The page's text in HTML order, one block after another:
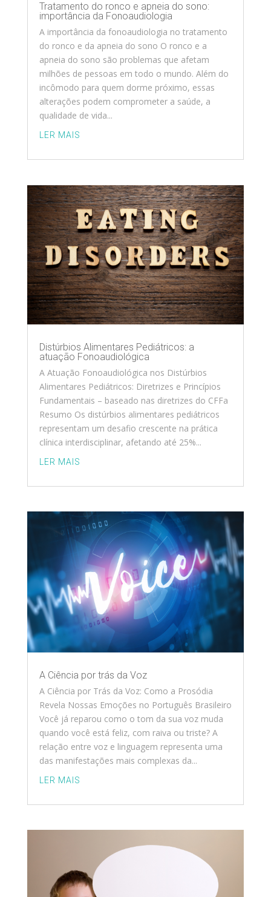
Tratamento do ronco e apneia do sono:
importância da Fonoaudiologia
A importância da fonoaudiologia no tratamento
do ronco e da apneia do sono O ronco e a
apneia do sono são problemas que afetam
milhões de pessoas em todo o mundo. Além do
incômodo para quem dorme próximo, essas
alterações podem comprometer a saúde, a
qualidade de vida...
LER MAIS
Distúrbios Alimentares Pediátricos: a
atuação Fonoaudiológica
A Atuação Fonoaudiológica nos Distúrbios
Alimentares Pediátricos: Diretrizes e Princípios
Fundamentais – baseado nas diretrizes do CFFa
Resumo Os distúrbios alimentares pediátricos
representam um desafio crescente na prática
clínica interdisciplinar, afetando até 25%...
LER MAIS
A Ciência por trás da Voz
A Ciência por Trás da Voz: Como a Prosódia
Revela Nossas Emoções no Português Brasileiro
Você já reparou como o tom da sua voz muda
quando você está feliz, com raiva ou triste? A
relação entre voz e linguagem representa uma
das manifestações mais complexas da...
LER MAIS